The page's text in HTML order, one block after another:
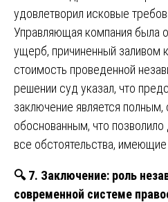
удовлетворил исковые
Управляющая компания была
ущерб, причиненный заливом
стоимость проведенной
решении суд указал, что
заключение является
обоснованным, что позволило
все обстоятельства,
🔍7. Заключение: роль
современной системе